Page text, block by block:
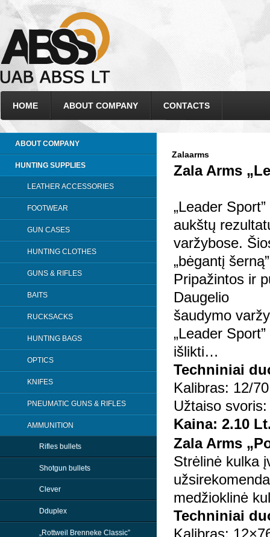
HOME ABOUT COMPANY CONTACTS
ABOUT COMPANY
HUNTING SUPPLIES
LEATHER ACCESSORIES
FOOTWEAR
GUN CASES
HUNTING CLOTHES
GUNS & RIFLES
BAITS
RUCKSACKS
HUNTING BAGS
OPTICS
KNIFES
PNEUMATIC GUNS & RIFLES
AMMUNITION
Rifles bullets
Shotgun bullets
Clever
Dduplex
„Rottweil Brenneke Classic”
Zalaarms
Zala Arms
„Leader
aukštų
varžybose.
„bėgantį
Pripažintos ir
Daugelio
šaudymo
„Leader
išlikti…
Techniniai
Kalibras: 12/70
Užtaiso
Kaina: 2.10
Zala Arms
Strėlinė kulka
medžioklinė
Techniniai
Kalibras: